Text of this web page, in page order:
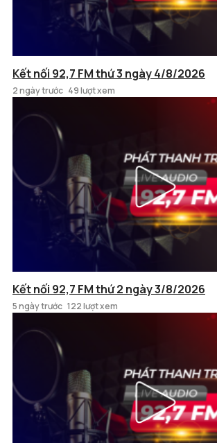
Kết nối 92,7 FM thứ 3 ngày 4/8/2026
2 ngày trước 49 lượt xem
Kết nối 92,7 FM thứ 2 ngày 3/8/2026
5 ngày trước 122 lượt xem